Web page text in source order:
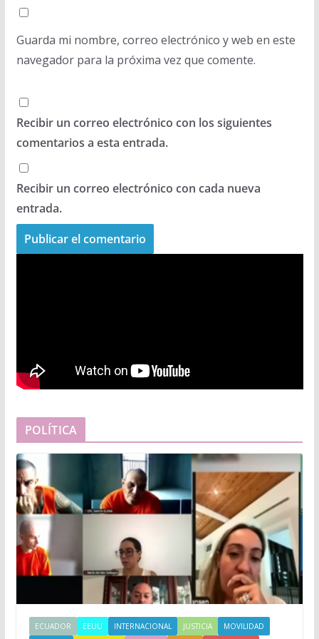
Guarda mi nombre, correo electrónico y web en este
navegador para la próxima vez que comente.
Recibir un correo electrónico con los siguientes
comentarios a esta entrada.
Recibir un correo electrónico con cada nueva
entrada.
POLÍTICA
ECUADOR EEUU INTERNACIONAL JUSTICIA
MOVILIDAD